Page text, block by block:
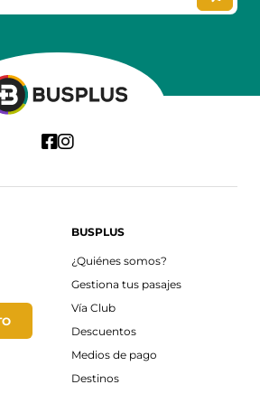
BUSPLUS
¿Quiénes somos?
Gestiona tus pasajes
Vía Club
Descuentos
Medios de pago
Destinos